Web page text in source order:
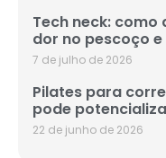
Tech neck:
dor no pescoço
7 de julho de 2026
Pilates para
pode
22 de junho de 2026